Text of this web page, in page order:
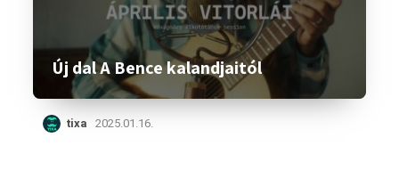
Új dal A Bence kalandjaitól
tixa 2025.01.16.